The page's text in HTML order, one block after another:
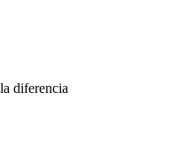
diferencia